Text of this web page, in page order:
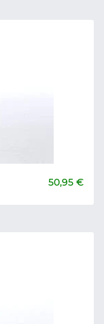
50,95 €